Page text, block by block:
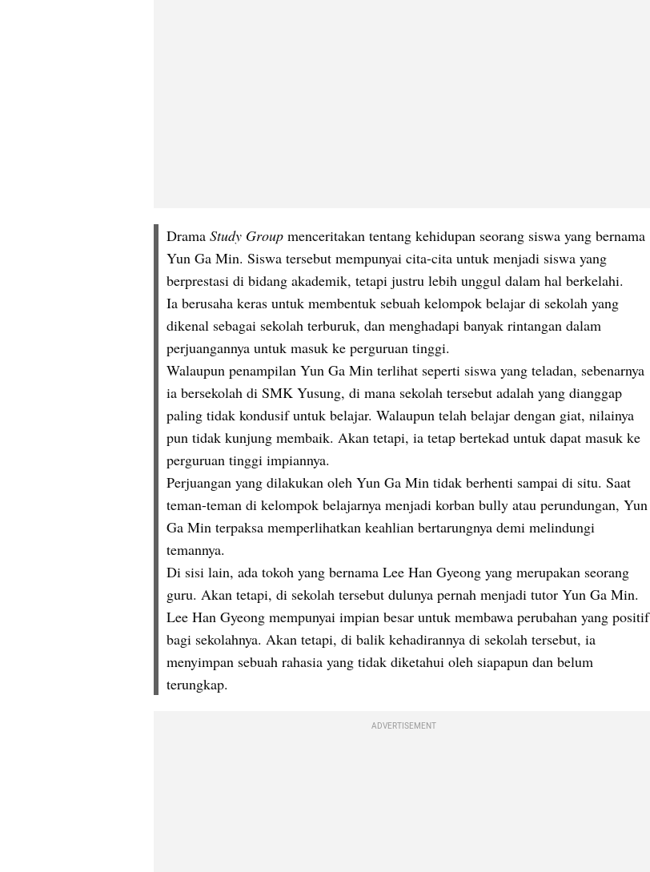
Drama Study Group menceritakan tentang kehidupan seorang siswa yang bernama
Yun Ga Min. Siswa tersebut mempunyai cita-cita untuk menjadi siswa yang
berprestasi di bidang akademik, tetapi justru lebih unggul dalam hal berkelahi.
Ia berusaha keras untuk membentuk sebuah kelompok belajar di sekolah yang
dikenal sebagai sekolah terburuk, dan menghadapi banyak rintangan dalam
perjuangannya untuk masuk ke perguruan tinggi.
Walaupun penampilan Yun Ga Min terlihat seperti siswa yang teladan, sebenarnya
ia bersekolah di SMK Yusung, di mana sekolah tersebut adalah yang dianggap
paling tidak kondusif untuk belajar. Walaupun telah belajar dengan giat, nilainya
pun tidak kunjung membaik. Akan tetapi, ia tetap bertekad untuk dapat masuk ke
perguruan tinggi impiannya.
Perjuangan yang dilakukan oleh Yun Ga Min tidak berhenti sampai di situ. Saat
teman-teman di kelompok belajarnya menjadi korban bully atau perundungan, Yun
Ga Min terpaksa memperlihatkan keahlian bertarungnya demi melindungi
temannya.
Di sisi lain, ada tokoh yang bernama Lee Han Gyeong yang merupakan seorang
guru. Akan tetapi, di sekolah tersebut dulunya pernah menjadi tutor Yun Ga Min.
Lee Han Gyeong mempunyai impian besar untuk membawa perubahan yang positif
bagi sekolahnya. Akan tetapi, di balik kehadirannya di sekolah tersebut, ia
menyimpan sebuah rahasia yang tidak diketahui oleh siapapun dan belum
terungkap.
ADVERTISEMENT